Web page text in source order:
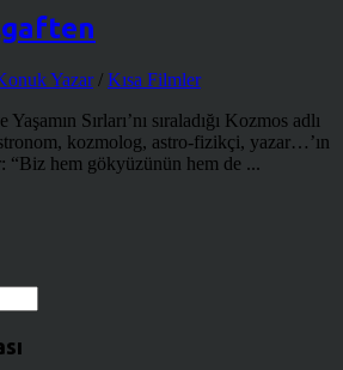
Yazar/ Kısa Filmler
Sırları’nı sıraladığı Kozmos adlı
kozmolog, astro-fizikçi, yazar…’ın
“Biz hem gökyüzünün hem de ...